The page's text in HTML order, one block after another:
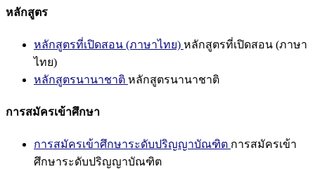
หลักสูตร
หลักสูตรที่เปิดสอน (ภาษาไทย) หลักสูตรที่เปิดสอน (ภาษา
ไทย)
หลักสูตรนานาชาติ หลักสูตรนานาชาติ
การสมัครเข้าศึกษา
การสมัครเข้าศึกษาระดับปริญญาบัณฑิต การสมัครเข้า
ศึกษาระดับปริญญาบัณฑิต